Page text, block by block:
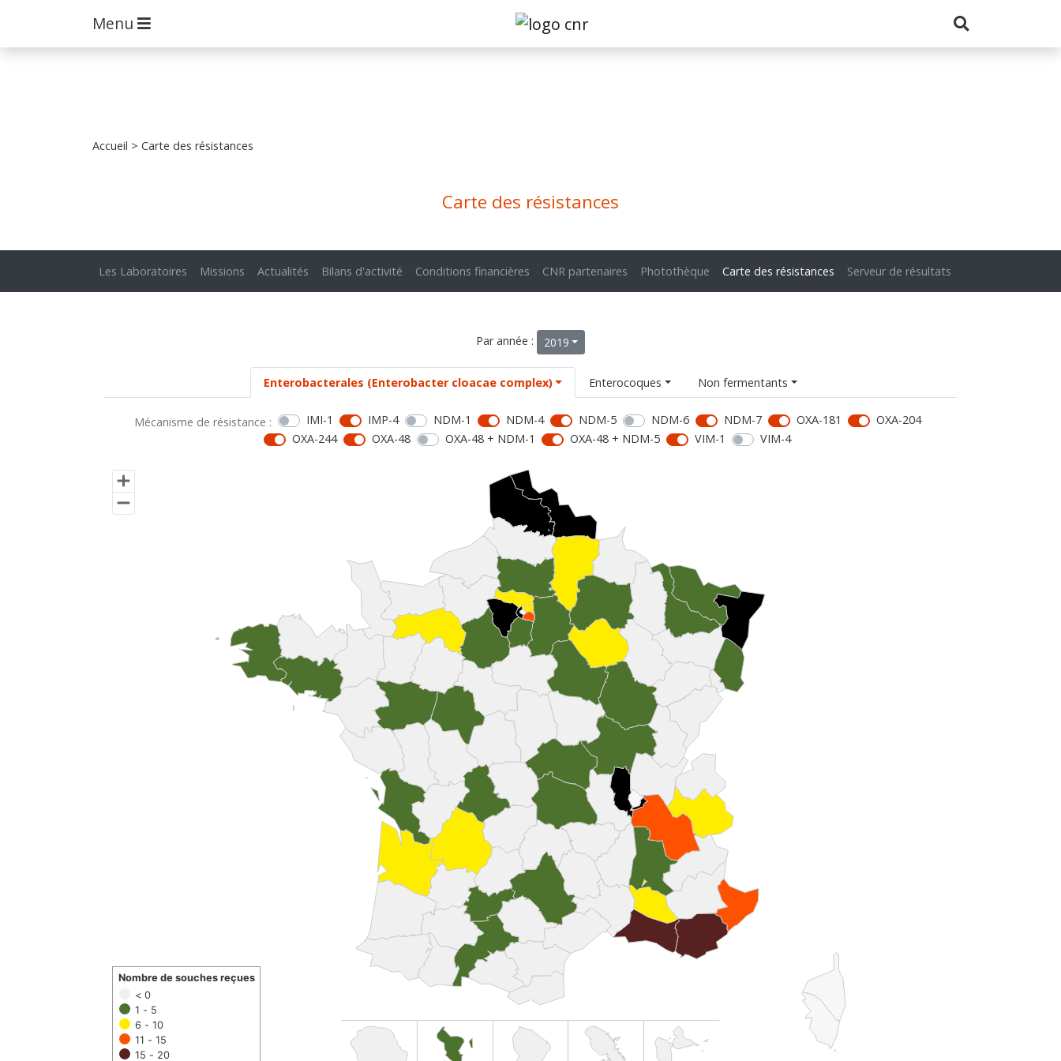
Menu
Accueil > Carte des résistances
Carte des résistances
Les Laboratoires Missions Actualités Bilans d'activité Conditions financières CNR partenaires Photothèque Carte des résistances Serveur de résultats
Par année : 2019
Enterobacterales (Enterobacter cloacae complex) Enterocoques Non fermentants
Mécanisme de résistance : IMI-1 IMP-4 NDM-1 NDM-4 NDM-5 NDM-6 NDM-7 OXA-181
OXA-204
OXA-244
OXA-48 OXA-48 + NDM-1 OXA-48 + NDM-5 VIM-1 VIM-4
< 0
1 - 5
6 - 10
11 - 15
15 - 20
Nombre de souches reçues